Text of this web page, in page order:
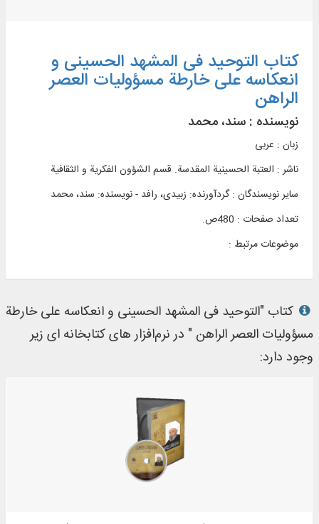
کتاب التوحید فی المشهد الحسینی و
انعکاسه علی خارطة مسؤولیات العصر
الراهن
نویسنده : سند، محمد
زبان : عربی
ناشر : العتبة الحسينية المقدسة. قسم الشؤون الفکریة و الثقافیة
سایر نویسندگان : گردآورنده: زبیدی، رافد - نویسنده: سند، محمد
تعداد صفحات : 480ص.
موضوعات مرتبط :
کتاب "التوحید فی المشهد الحسینی و انعکاسه علی خارطة
مسؤولیات العصر الراهن " در نرم‌افزار های کتابخانه ای زیر
وجود دارد: